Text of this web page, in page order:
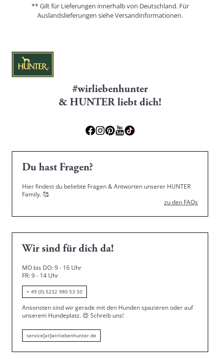
** Gilt für Lieferungen innerhalb von Deutschland. Für
Auslandslieferungen sieheVersandinformationen.
#wirliebenhunter
& HUNTER liebt dich!
Du hast Fragen?
Hier findest du beliebte Fragen & Antworten unserer HUNTER
Family.🥰
zu den FAQs
Wir sind für dich da!
MO bis DO: 9 - 16 Uhr
FR: 9 - 14 Uhr
+ 49 (0) 5232 980 53 50
Ansonsten sind wir gerade mit den Hunden spazieren oder auf
unserem Hundeplatz. 😍 Schreib uns!
service[at]wirliebenhunter.de